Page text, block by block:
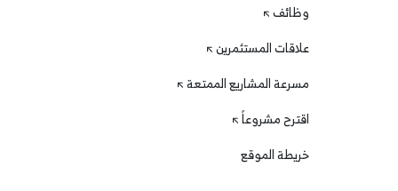
وظائف
علاقات المستثمرين
مسرعة المشاريع الممتعة
اقترح مشروعاً
خريطة الموقع